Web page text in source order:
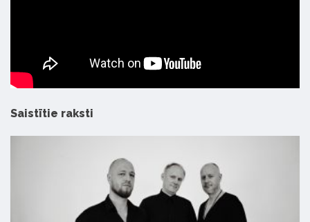
Saistītie raksti